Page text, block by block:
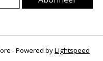
- Powered byLightspeed